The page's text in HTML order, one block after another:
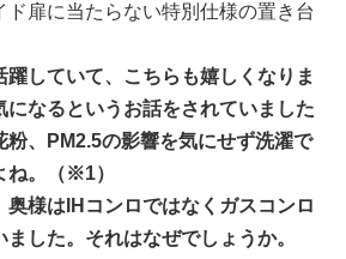
ド扉に当たらない特別仕様の置き台
していて、こちらも嬉しくなりま
になるというお話をされていました
粉、PM2.5の影響を気にせず洗濯で
ね。（※1）
奥様はIHコンロではなくガスコンロ
した。それはなぜでしょうか。